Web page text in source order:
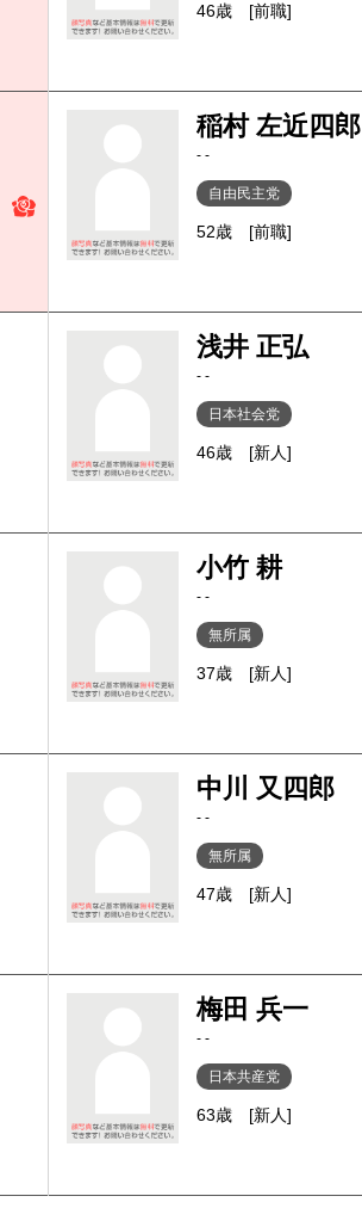
46歳 [前職]
稲村 左近四郎
- -
自由民主党
52歳 [前職]
浅井 正弘
- -
日本社会党
46歳 [新人]
小竹 耕
- -
無所属
37歳 [新人]
中川 又四郎
- -
無所属
47歳 [新人]
梅田 兵一
- -
日本共産党
63歳 [新人]